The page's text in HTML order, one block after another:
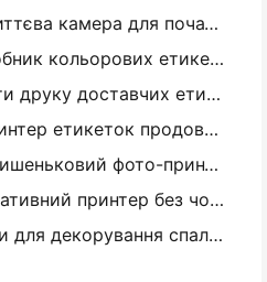
Найкраща миттєва камера для початківців, які не хочуть витрачати папір
Кращий виробник кольорових етикеток для журналізації та скрепбукінгу: додайте більше кольору на кожну сторінку
Рукопис проти друку доставчих етикеток: поради для малого бізнесу в 2026 році
Чому ваш принтер етикеток продовжує заглушувати?
Як вибрати кишеньковий фото-принтер: повне посібник для журналістів, подорожей та користувачів iPhone
Кращий портативний принтер без чорнила для подорожей, школи та мобільної роботи: огляд Hanin MT620 Pro
Ідеї та поради для декорування спальні та гуртожитку